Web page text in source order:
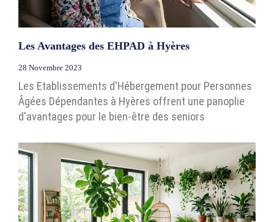
Les Avantages des EHPAD à Hyères
28 Novembre 2023
Les Etablissements d'Hébergement pour Personnes
Âgées Dépendantes à Hyères offrent une panoplie
d'avantages pour le bien-être des seniors